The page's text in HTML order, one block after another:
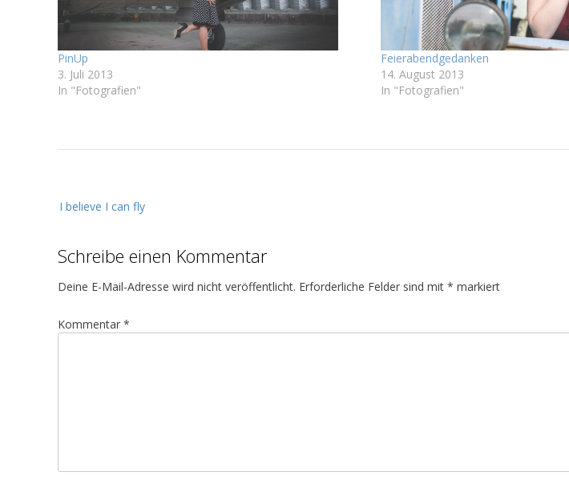
PinUp
3. Juli 2013
In "Fotografien"
Feierabendgedanken
14. August 2013
In "Fotografien"
e
t
r
g
g
I believe I can fly
Schreibe einen Kommentar
Deine E-Mail-Adresse wird nicht veröffentlicht. Erforderliche Felder sind mit * markiert
Kommentar *